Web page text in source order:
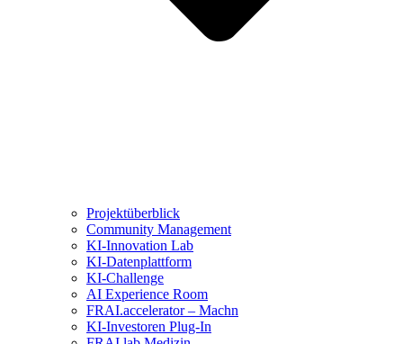
Projektüberblick
Community Management
KI-Innovation Lab
KI-Datenplattform
KI-Challenge
AI Experience Room
FRAI.accelerator – Machn
KI-Investoren Plug-In